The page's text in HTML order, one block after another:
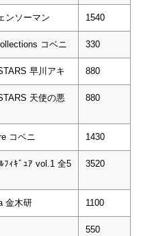
ンソーマン 1540
コベニ 330
早川アキ 880
天使の悪
880
コベニ 1430
ﾌｨｷﾞｭｱ vol.1 全5
3520
金木研 1100
550